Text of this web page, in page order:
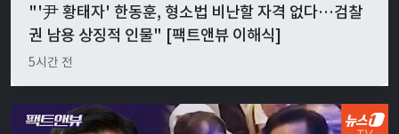
"'尹 황태자' 한동훈, 형소법 비난할 자격 없다…검찰
권 남용 상징적 인물" [팩트앤뷰 이해식]
5시간 전